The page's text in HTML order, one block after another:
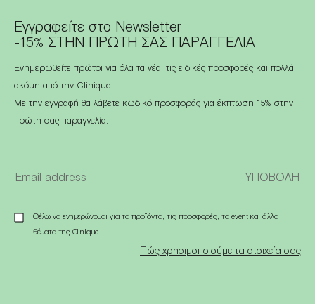
Εγγραφείτε στο Newsletter
-15% ΣΤΗΝ ΠΡΩΤΗ ΣΑΣ ΠΑΡΑΓΓΕΛΙΑ
Ενημερωθείτε πρώτοι για όλα τα νέα, τις ειδικές προσφορές και πολλά
ακόμη από την Clinique.
Με την εγγραφή θα λάβετε κωδικό προσφοράς για έκπτωση 15% στην
πρώτη σας παραγγελία.
Θέλω να ενημερώνομαι για τα προϊόντα, τις προσφορές, τα event και άλλα
θέματα της Clinique.
Πώς χρησιμοποιούμε τα στοιχεία σας